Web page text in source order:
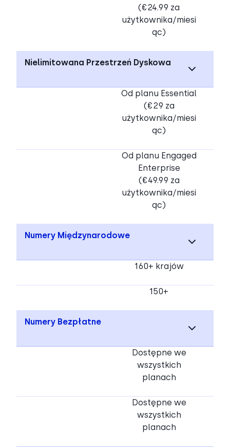
(€24.99 za
użytkownika/miesi
ąc)
Nielimitowana Przestrzeń Dyskowa
Od planu Essential
(€29 za
użytkownika/miesi
ąc)
Od planu Engaged
Enterprise
(€49.99 za
użytkownika/miesi
ąc)
Numery Międzynarodowe
160+ krajów
150+
Numery Bezpłatne
Dostępne we
wszystkich
planach
Dostępne we
wszystkich
planach